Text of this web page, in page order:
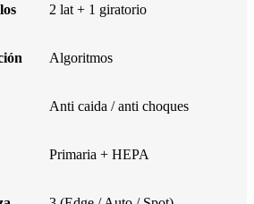
2 lat + 1 giratorio
Algoritmos
Anti caida / anti choques
Primaria + HEPA